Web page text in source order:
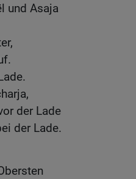
und Asaja
der Lade
der Lade.